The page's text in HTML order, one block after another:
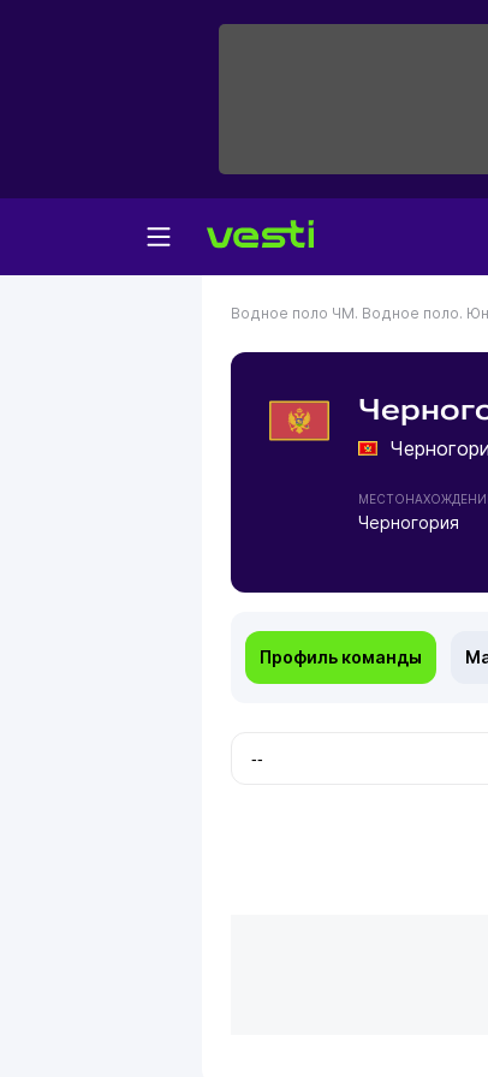
Водное поло ЧМ. Водное поло.
Черногория
Профиль команды